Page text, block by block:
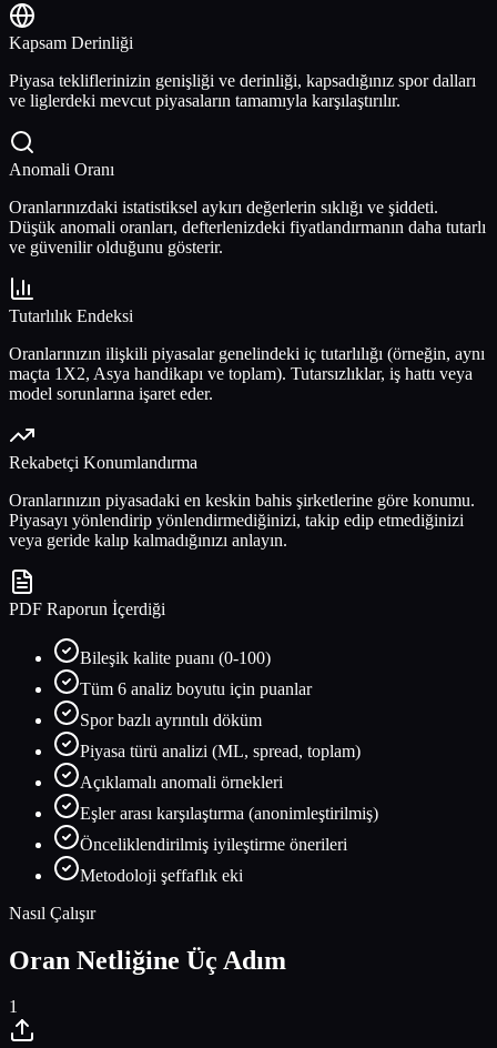
Kapsam Derinliği
Piyasa tekliflerinizin genişliği ve derinliği, kapsadığınız spor dalları
ve liglerdeki mevcut piyasaların tamamıyla karşılaştırılır.
Anomali Oranı
Oranlarınızdaki istatistiksel aykırı değerlerin sıklığı ve şiddeti.
Düşük anomali oranları, defterlenizdeki fiyatlandırmanın daha tutarlı
ve güvenilir olduğunu gösterir.
Tutarlılık Endeksi
Oranlarınızın ilişkili piyasalar genelindeki iç tutarlılığı (örneğin, aynı
maçta 1X2, Asya handikapı ve toplam). Tutarsızlıklar, iş hattı veya
model sorunlarına işaret eder.
Rekabetçi Konumlandırma
Oranlarınızın piyasadaki en keskin bahis şirketlerine göre konumu.
Piyasayı yönlendirip yönlendirmediğinizi, takip edip etmediğinizi
veya geride kalıp kalmadığınızı anlayın.
PDF Raporun İçerdiği
Bileşik kalite puanı (0-100)
Tüm 6 analiz boyutu için puanlar
Spor bazlı ayrıntılı döküm
Piyasa türü analizi (ML, spread, toplam)
Açıklamalı anomali örnekleri
Eşler arası karşılaştırma (anonimleştirilmiş)
Önceliklendirilmiş iyileştirme önerileri
Metodoloji şeffaflık eki
Nasıl Çalışır
Oran Netliğine Üç Adım
1